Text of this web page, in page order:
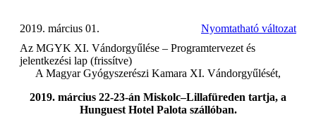
Nyomtatható változat
2019. március 01.
Az MGYK XI. Vándorgyűlése – Programtervezet és
jelentkezési lap (frissítve)
A Magyar Gyógyszerészi Kamara XI. Vándorgyűlését,
2019. március 22-23-án Miskolc–Lillafüreden tartja, a
Hunguest Hotel Palota szállóban.